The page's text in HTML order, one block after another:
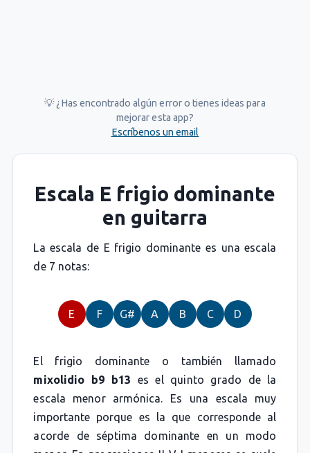
💡 ¿Has encontrado algún error o tienes ideas para
mejorar esta app?
Escríbenos un email
Escala E frigio dominante
en guitarra
La escala de E frigio dominante es una escala
de 7 notas:
E F G# A B C D
El frigio dominante o también llamado
mixolidio b9 b13 es el quinto grado de la
escala menor armónica. Es una escala muy
importante porque es la que corresponde al
acorde de séptima dominante en un modo